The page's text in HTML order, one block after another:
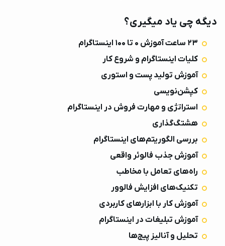
دیگه چی یاد میگیری؟
23 ساعت آموزش 0 تا 100 اینستاگرام
کلیات اینستاگرام و شروع کار
آموزش تولید پست و استوری
کپشن‌نویسی
استراتژی و مهارت فروش در اینستاگرام
هشتگ‌گذاری
بررسی الگوریتم‌های اینستاگرام
آموزش جذب فالوئر واقعی
راه‌های تعامل با مخاطب
تکنیک‌های افزایش فالوور
آموزش کار با ابزارهای کاربردی
آموزش تبلیغات در اینستاگرام
تحلیل و آنالیز پیج‌ها
ارتباط با پشتیبانی
کارشناسان دیدوگرام در سریع‌ترین زمان ممکن شما
را در تمامی مراحل خرید اقساطی راهنمایی می‌کنند.
پیام در تلگرام